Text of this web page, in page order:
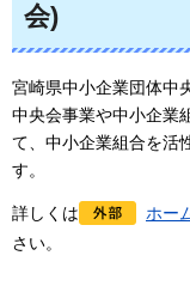
会)
宮崎県中小企業団体中
中央会事業や中小企業
て、中小企業組合を活
す。
詳しくは ホー
さい。